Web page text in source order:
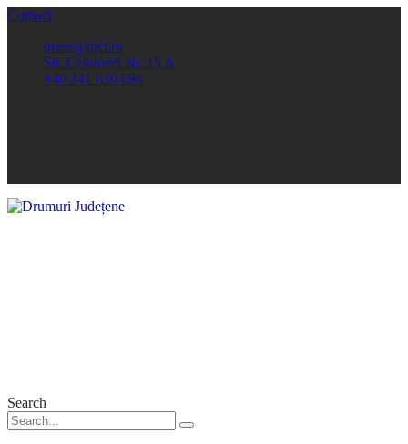
Contact
press@djct.ro
Str. Celulozei Nr. 15 A
+40 241 630 696
Search